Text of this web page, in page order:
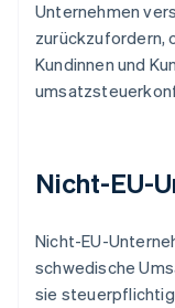
Unternehmen
zurückzufordern,
Kundinnen und
Nicht-EU-
Nicht-EU-
schwedische
sie